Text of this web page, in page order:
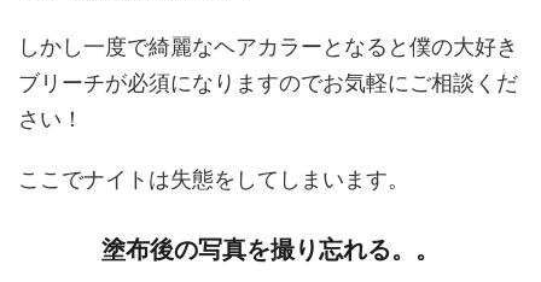
しかし一度で綺麗なヘアカラーとなると僕の大好き
ブリーチが必須になりますのでお気軽にご相談くだ
さい！
ここでナイトは失態をしてしまいます。
塗布後の写真を撮り忘れる。。